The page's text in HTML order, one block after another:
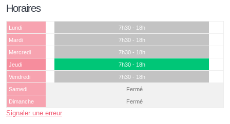
Horaires
Lundi
7h30 - 18h
Mardi
7h30 - 18h
Mercredi
7h30 - 18h
Jeudi
7h30 - 18h
Vendredi
7h30 - 18h
Samedi
Fermé
Dimanche
Fermé
Signaler une erreur